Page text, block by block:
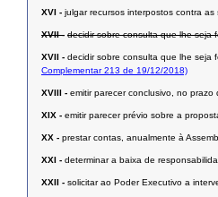
XVI - julgar recursos interpostos contra as
XVII - decidir sobre consulta que lhe seja
XVII - decidir sobre consulta que lhe seja
Complementar 213 de 19/12/2018)
XVIII - emitir parecer conclusivo, no
XIX - emitir parecer prévio sobre a
XX - prestar contas, anualmente à
XXI - determinar a baixa de
XXII - solicitar ao Poder Executivo a